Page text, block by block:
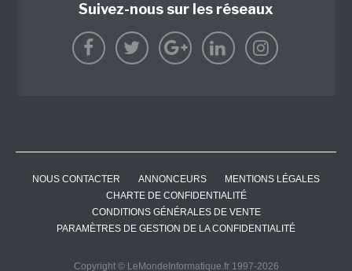
Suivez-nous sur les réseaux
NOUS CONTACTER ANNONCEURS
MENTIONS LÉGALES
CHARTE DE CONFIDENTIALITÉ
CONDITIONS GÉNÉRALES DE VENTE
PARAMÈTRES DE GESTION DE LA CONFIDENTIALITÉ
Copyright © LeMondeInformatique.fr 1997-2026